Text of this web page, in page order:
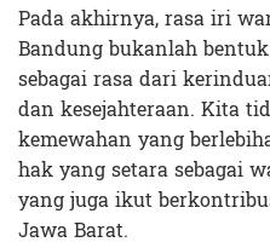
Pada akhirnya, rasa iri
Bandung bukanlah
sebagai rasa dari
dan kesejahteraan. Kita
kemewahan yang
hak yang setara sebagai
yang juga ikut
Jawa Barat.